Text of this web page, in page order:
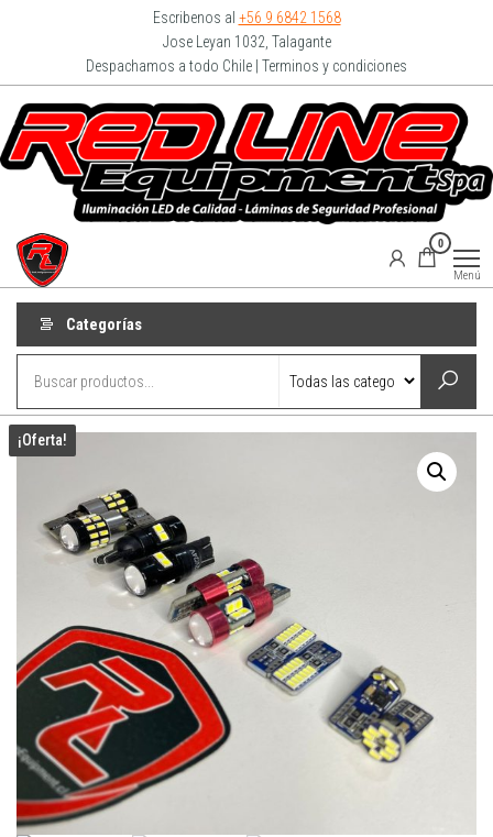
Escribenos al +56 9 6842 1568
Jose Leyan 1032, Talagante
Despachamos a todo Chile | Terminos y condiciones
0
Menú
Categorías
¡Oferta!